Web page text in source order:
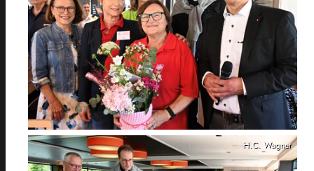
H.C. Wagner